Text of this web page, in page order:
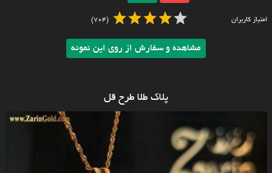
امتیاز کاربران (704)
مشاهده و سفارش از روی این نمونه
پلاک طلا طرح قل